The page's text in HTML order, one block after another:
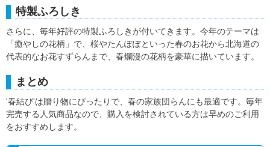
特製ふろしき
さらに、毎年好評の特製ふろしきが付いてきます。今年のテーマは
「癒やしの花柄」で、桜やたんぽぽといった春のお花から北海道の
代表的なお花すずらんまで、春爛漫の花柄を豪華に描いています。
まとめ
'春結び'は贈り物にぴったりで、春の家族団らんにも最適です。毎年
完売する人気商品なので、購入を検討されている方は早めのご利用
をおすすめします。